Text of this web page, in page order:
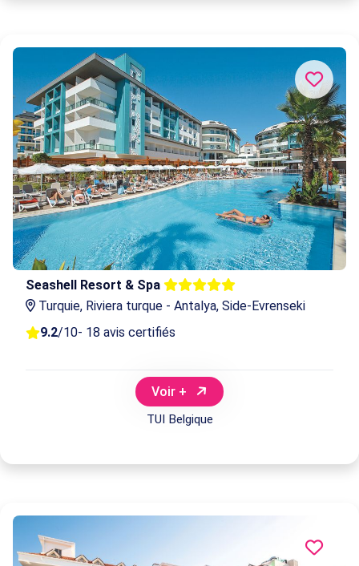
Seashell Resort & Spa
Turquie, Riviera turque - Antalya, Side-Evrenseki
9.2/10- 18 avis certifiés
Voir +
TUI Belgique